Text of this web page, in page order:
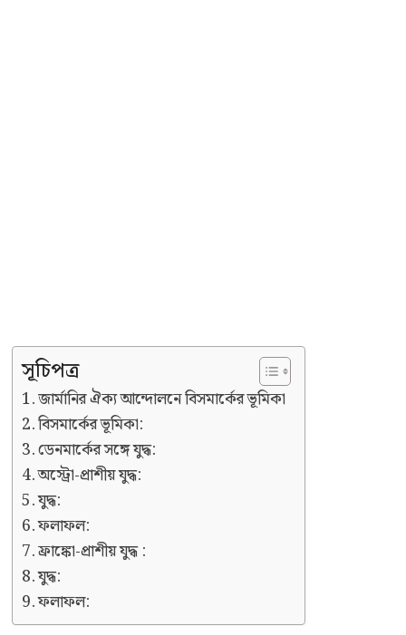
সূচিপত্র
জার্মানির ঐক্য আন্দোলনে বিসমার্কের ভূমিকা
বিসমার্কের ভূমিকা:
ডেনমার্কের সঙ্গে যুদ্ধ:
অস্ট্রো-প্রাশীয় যুদ্ধ:
যুদ্ধ:
ফলাফল:
ফ্রাঙ্কো-প্রাশীয় যুদ্ধ :
যুদ্ধ:
ফলাফল: